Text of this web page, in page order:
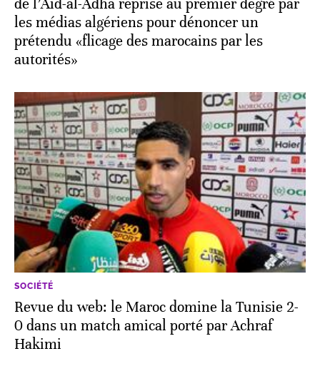
de l’Aid-al-Adha reprise au premier degré par
les médias algériens pour dénoncer un
prétendu «flicage des marocains par les
autorités»
SOCIÉTÉ
Revue du web: le Maroc domine la Tunisie 2-
0 dans un match amical porté par Achraf
Hakimi